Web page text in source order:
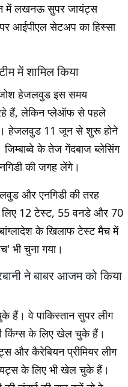
में लखनऊ सुपर जायंट्स
आईपीएल सेटअप का हिस्सा
में शामिल किया
जोश हेजलवुड इस समय
हैं, लेकिन प्लेऑफ से पहले
हेजलवुड 11 जून से शुरू होने
के तेज गेंदबाज ब्लेसिंग
की जगह लेंगे।
और एनगिडी की तरह
लिए 12 टेस्ट, 55 वनडे और 70
के खिलाफ टेस्ट मैच में
भी चुना गया।
ने बाबर आजम को किया
हैं। वे पाकिस्तान सुपर लीग
किंग्स के लिए खेल चुके हैं।
और कैरेबियन प्रीमियर लीग
के लिए भी खेल चुके हैं।